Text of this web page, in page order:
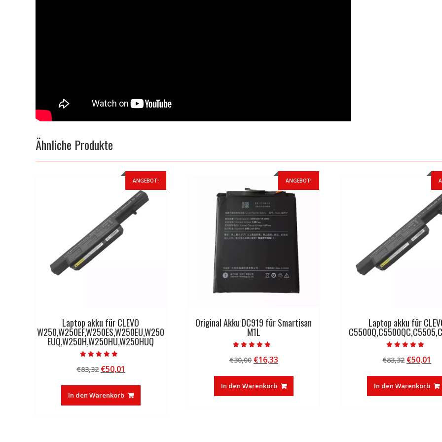
Ähnliche Produkte
ANGEBOT!
Laptop akku für CLEVO
W250,W250EF,W250ES,W250EU,W250
EUQ,W250H,W250HU,W250HUQ
4.50
von 5
€83,32 Ursprünglicher
war:
€83,32
€50,01
ist:
€50,01.
In den Warenkorb
ANGEBOT!
Original Akku DC919 für Smartisan
M1L
4.50
von 5
€30,00 Ursprünglicher
war:
€30,00
€16,33Aktueller
ist:
€16,33.
In den Warenkorb
Laptop akku für
5.00
von 5
€83,32
war:
€83,32
€50,01
ist:
In den Warenkorb